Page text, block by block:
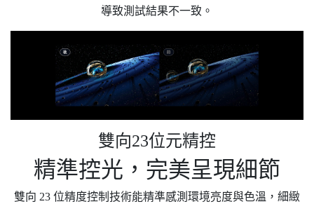
導致測試結果不一致。
雙向23位元精控
精準控光，完美呈現細節
雙向 23 位精度控制技術能精準感測環境亮度與色溫，細緻